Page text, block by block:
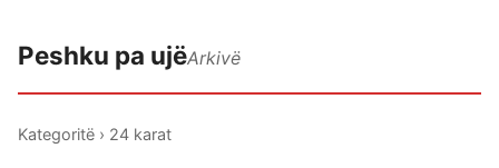
Peshku pa ujëArkivë
Kategoritë › 24 karat